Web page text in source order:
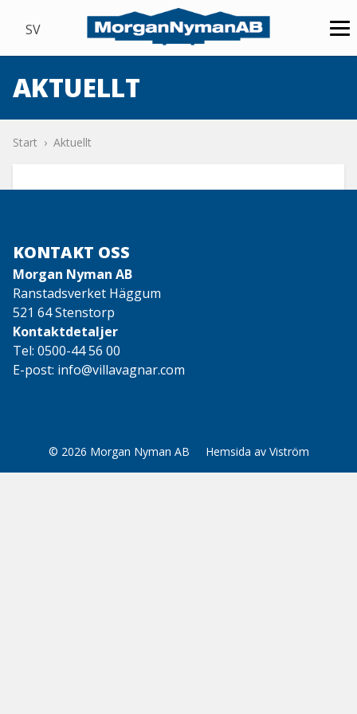
SV
AKTUELLT
Start Aktuellt
KONTAKT OSS
Morgan Nyman AB
Ranstadsverket Häggum
521 64 Stenstorp
Kontaktdetaljer
Tel: 0500-44 56 00
E-post: info@villavagnar.com
© 2026 Morgan Nyman AB Hemsida av Viström